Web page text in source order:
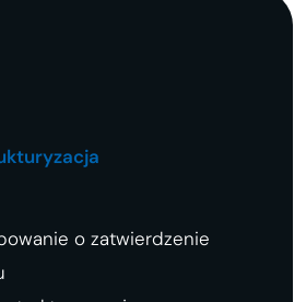
o zatwierdzenie